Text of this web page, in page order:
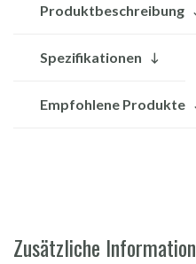
Produktbeschreibung
Spezifikationen
Empfohlene Produkte
Zusätzliche Information